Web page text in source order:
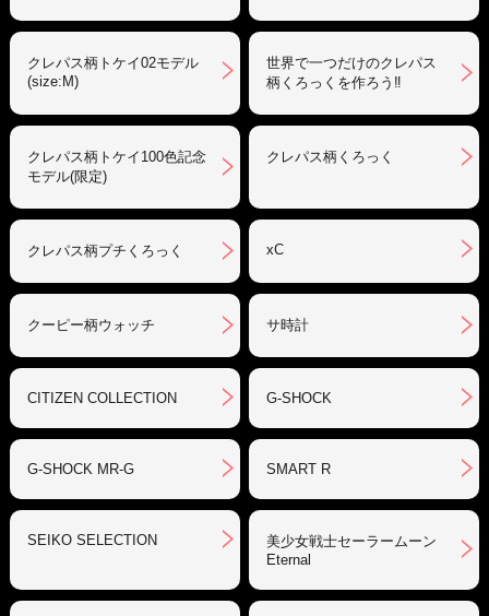
クレパス柄トケイ02モデル
(size:M)
世界で一つだけのクレパス
柄くろっくを作ろう‼︎
クレパス柄トケイ100色記念
モデル(限定)
クレパス柄くろっく
クレパス柄プチくろっく xC
クーピー柄ウォッチ サ時計
CITIZEN COLLECTION G-SHOCK
G-SHOCK MR-G SMART R
SEIKO SELECTION
美少女戦士セーラームーン
Eternal